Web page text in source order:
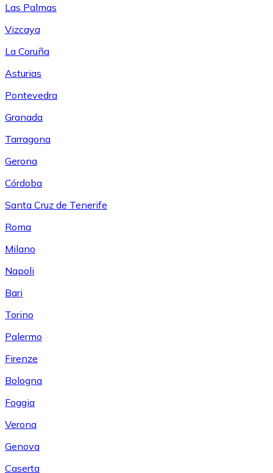
Las Palmas
Vizcaya
La Coruña
Asturias
Pontevedra
Granada
Tarragona
Gerona
Córdoba
Santa Cruz de Tenerife
Roma
Milano
Napoli
Bari
Torino
Palermo
Firenze
Bologna
Foggia
Verona
Genova
Caserta